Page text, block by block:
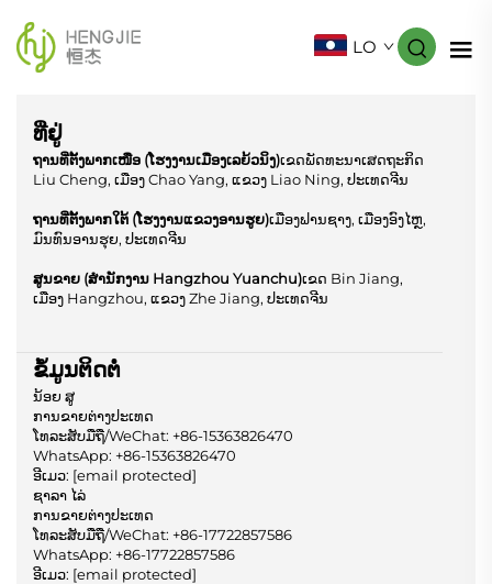
LO
ທີ່ຢູ່
ຖານທີ່ຕັ້ງພາກເໜືອ (ໂຮງງານເມືອງເລຍ້ວນິງ)ເຂດພັດທະນາເສດຖະກິດ
Liu Cheng, ເມືອງ Chao Yang, ແຂວງ Liao Ning, ປະເທດຈີນ
ຖານທີ່ຕັ້ງພາກໃຕ້ (ໂຮງງານແຂວງອານຮູຍ)ເມືອງຟານຊາງ, ເມືອງອົງໄຫຼ,
ມົນທົນອານຮຸຍ, ປະເທດຈີນ
ສູນຂາຍ (ສຳນັກງານ Hangzhou Yuanchu)ເຂດ Bin Jiang,
ເມືອງ Hangzhou, ແຂວງ Zhe Jiang, ປະເທດຈີນ
ຂໍ້ມູນຕິດຕໍ່
ນ້ອຍ ສູ
ການຂາຍຕ່າງປະເທດ
ໂທລະສັບມືຖື/WeChat: +86-15363826470
WhatsApp: +86-15363826470
ອີເມວ: [email protected]
ຊາລາ ໄລ່
ການຂາຍຕ່າງປະເທດ
ໂທລະສັບມືຖື/WeChat: +86-17722857586
WhatsApp: +86-17722857586
ອີເມວ: [email protected]